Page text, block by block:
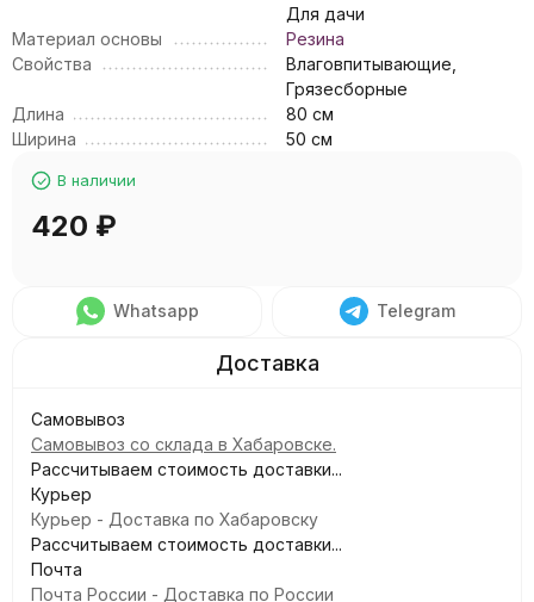
Для дачи
Материал основы
Резина
Свойства
Влаговпитывающие,
Грязесборные
Длина
80 см
Ширина
50 см
В наличии
420 ₽
Whatsapp Telegram
Самовывоз
Самовывоз со склада в Хабаровске.
Рассчитываем стоимость доставки...
Курьер
Курьер - Доставка по Хабаровску
Рассчитываем стоимость доставки...
Почта
Почта России - Доставка по России